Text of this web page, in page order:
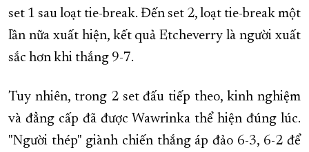
set 1 sau loạt tie-break. Đến set 2, loạt tie-break một
lần nữa xuất hiện, kết quả Etcheverry là người xuất
sắc hơn khi thắng 9-7.
Tuy nhiên, trong 2 set đấu tiếp theo, kinh nghiệm
và đẳng cấp đã được Wawrinka thể hiện đúng lúc.
"Người thép" giành chiến thắng áp đảo 6-3, 6-2 để